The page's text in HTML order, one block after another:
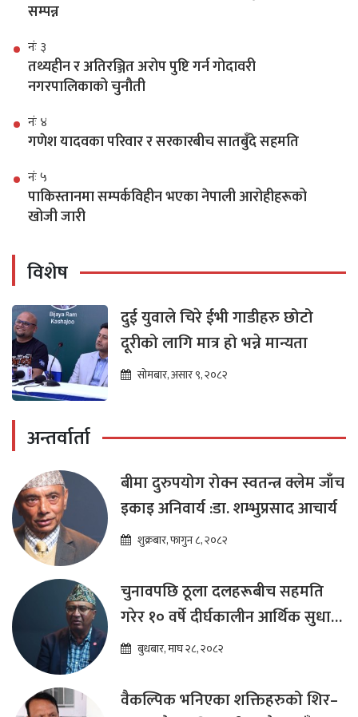
सम्पन्न
नंः ३
तथ्यहीन र अतिरञ्जित अरोप पुष्टि गर्न गोदावरी
नगरपालिकाको चुनौती
नंः ४
गणेश यादवका परिवार र सरकारबीच सातबुँदे सहमति
नंः ५
पाकिस्तानमा सम्पर्कविहीन भएका नेपाली आरोहीहरूको
खोजी जारी
विशेष
दुई युवाले चिरे ईभी गाडीहरु छोटो
दूरीको लागि मात्र हो भन्ने मान्यता
सोमबार, असार ९, २०८२
अन्तर्वार्ता
बीमा दुरुपयोग रोक्न स्वतन्त्र क्लेम जाँच
इकाइ अनिवार्य :डा. शम्भुप्रसाद आचार्य
शुक्रबार, फागुन ८, २०८२
चुनावपछि ठूला दलहरूबीच सहमति
गरेर १० वर्षे दीर्घकालीन आर्थिक सुधार
कार्यक्रम ल्याउनुपर्छ : हेमराज ढकाल
बुधबार, माघ २८, २०८२
वैकल्पिक भनिएका शक्तिहरुको शिर–